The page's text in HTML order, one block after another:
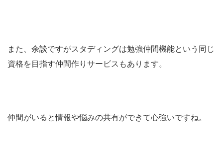
また、余談ですがスタディングは勉強仲間機能という同じ
資格を目指す仲間作りサービスもあります。
仲間がいると情報や悩みの共有ができて心強いですね。